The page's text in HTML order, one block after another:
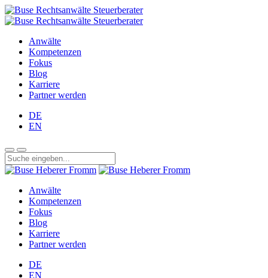
Anwälte
Kompetenzen
Fokus
Blog
Karriere
Partner werden
DE
EN
Anwälte
Kompetenzen
Fokus
Blog
Karriere
Partner werden
DE
EN